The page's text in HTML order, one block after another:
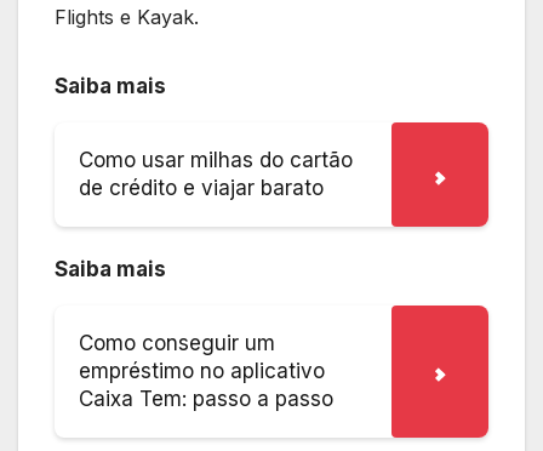
Flights e Kayak.
Saiba mais
Como usar milhas do cartão
de crédito e viajar barato
Saiba mais
Como conseguir um
empréstimo no aplicativo
Caixa Tem: passo a passo